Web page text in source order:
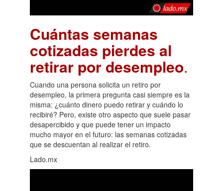
Cuántas semanas
cotizadas pierdes al
retirar por desempleo.
Cuando una persona solicita un retiro por
desempleo, la primera pregunta casi siempre es la
misma: ¿cuánto dinero puedo retirar y cuándo lo
recibiré? Pero, existe otro aspecto que suele pasar
desapercibido y que puede tener un impacto
mucho mayor en el futuro: las semanas cotizadas
que se descuentan al realizar el retiro.
Lado.mx